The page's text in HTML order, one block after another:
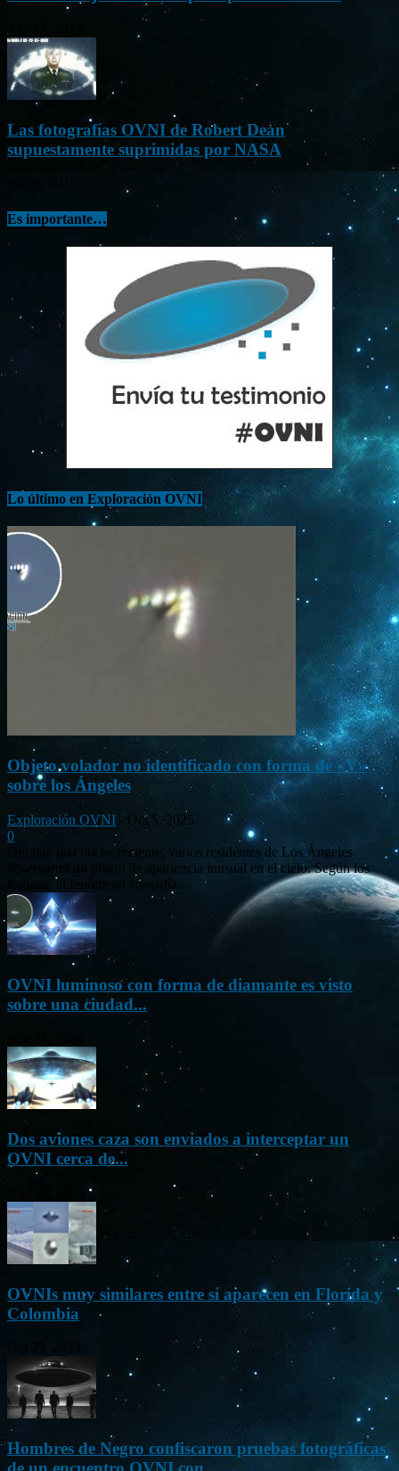
Las fotografías OVNI de Robert Dean
supuestamente suprimidas por NASA
Es importante…
Lo último en Exploración OVNI
Objeto volador no identificado con forma de «V»
sobre los Ángeles
Exploración OVNI -
Oct 5, 2025
0
Durante una noche reciente, varios residentes de Los Ángeles
observaron un objeto de apariencia inusual en el cielo. Según los
testigos, el fenómeno consistía...
OVNI luminoso con forma de diamante es visto
sobre una ciudad...
Dos aviones caza son enviados a interceptar un
OVNI cerca de...
OVNIs muy similares entre sí aparecen en Florida y
Colombia
Hombres de Negro confiscaron pruebas fotográficas